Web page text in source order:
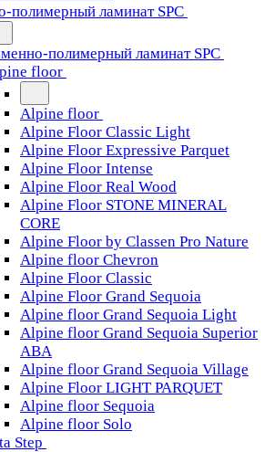
полимерный ламинат SPC
полимерный ламинат SPC
floor
Alpine floor
Alpine Floor Classic Light
Alpine Floor Expressive Parquet
Alpine Floor Intense
Alpine Floor Real Wood
Alpine Floor STONE MINERAL
CORE
Alpine Floor by Classen Pro Nature
Alpine floor Chevron
Alpine Floor Classic
Alpine Floor Grand Sequoia
Alpine floor Grand Sequoia Light
Alpine floor Grand Sequoia Superior
ABA
Alpine floor Grand Sequoia Village
Alpine Floor LIGHT PARQUET
Alpine floor Sequoia
Alpine floor Solo
Step